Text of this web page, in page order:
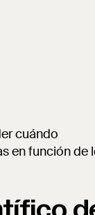
cuándo
en función de